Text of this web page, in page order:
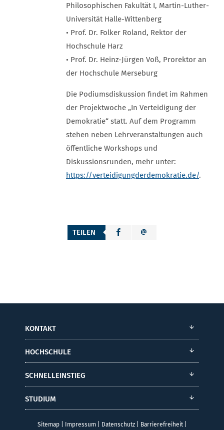
Philosophischen Fakultät I, Martin-Luther-
Universität Halle-Wittenberg
• Prof. Dr. Folker Roland, Rektor der
Hochschule Harz
• Prof. Dr. Heinz-Jürgen Voß, Prorektor an
der Hochschule Merseburg
Die Podiumsdiskussion findet im Rahmen
der Projektwoche „In Verteidigung der
Demokratie“ statt. Auf dem Programm
stehen neben Lehrveranstaltungen auch
öffentliche Workshops und
Diskussionsrunden, mehr unter:
https://verteidigungderdemokratie.de/.
TEILEN
KONTAKT
HOCHSCHULE
SCHNELLEINSTIEG
STUDIUM
Sitemap| Impressum| Datenschutz| Barrierefreiheit|